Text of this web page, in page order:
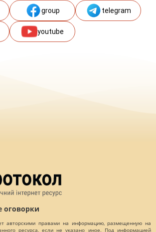
group telegram
youtube
оговорки
авторскими правами на информацию, размещенную на
ресурса, если не указано иное. Под информацией